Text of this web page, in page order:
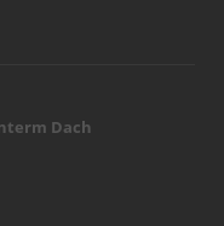
Dach